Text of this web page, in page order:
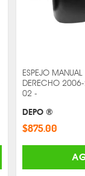
ESPEJO
DERECHO
02 -
DEPO ®
$875.00